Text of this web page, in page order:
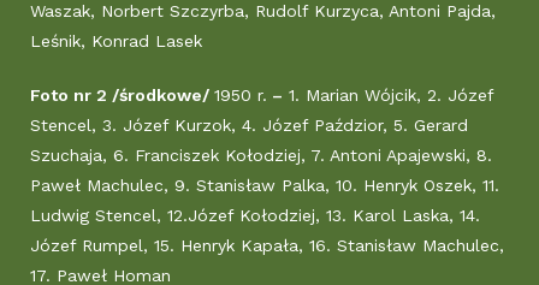
Waszak, Norbert Szczyrba, Rudolf Kurzyca, Antoni Pajda,
Leśnik, Konrad Lasek
Foto nr 2 /środkowe/ 1950 r. – 1. Marian Wójcik, 2. Józef
Stencel, 3. Józef Kurzok, 4. Józef Paździor, 5. Gerard
Szuchaja, 6. Franciszek Kołodziej, 7. Antoni Apajewski, 8.
Paweł Machulec, 9. Stanisław Palka, 10. Henryk Oszek, 11.
Ludwig Stencel, 12.Józef Kołodziej, 13. Karol Laska, 14.
Józef Rumpel, 15. Henryk Kapała, 16. Stanisław Machulec,
17. Paweł Homan